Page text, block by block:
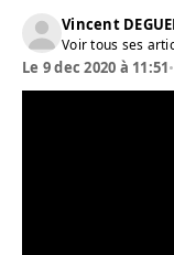
Vincent
Voir tous ses
Le 9 dec 2020 à 11:51•